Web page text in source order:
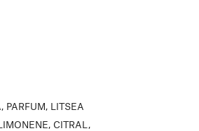
PARFUM, LITSEA
CITRAL,